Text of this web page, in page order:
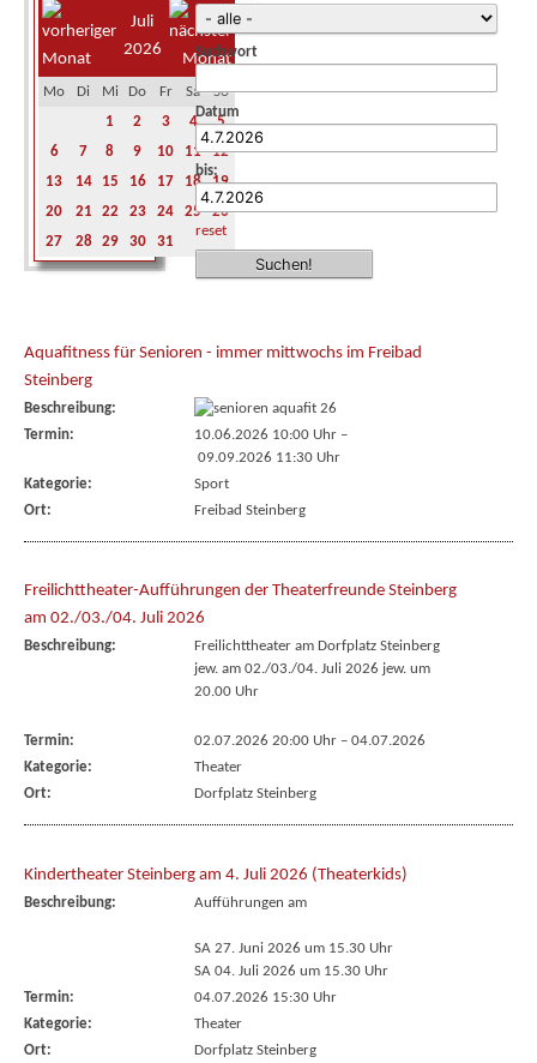
Juli
2026
Mo Di Mi Do Fr Sa
So
1
2 3 4
5
6
7 8 9 10 11
12
13
14 15 16 17 18
19
20
21 22 23 24 25
26
27
28 29 30 31
Suchwort
Datum
bis:
reset
Aquafitness für Senioren - immer mittwochs im Freibad
Steinberg
Beschreibung:
Termin:
10.06.2026 10:00 Uhr–
09.09.2026 11:30 Uhr
Kategorie:
Sport
Ort:
Freibad Steinberg
Freilichttheater-Aufführungen der Theaterfreunde Steinberg
am 02./03./04. Juli 2026
Beschreibung:
Freilichttheater am Dorfplatz Steinberg
jew. am 02./03./04. Juli 2026 jew. um
20.00 Uhr
Termin: 02.07.2026 20:00 Uhr– 04.07.2026
Kategorie:
Theater
Ort:
Dorfplatz Steinberg
Kindertheater Steinberg am 4. Juli 2026 (Theaterkids)
Beschreibung: Aufführungen am
SA 27. Juni 2026 um 15.30 Uhr
SA 04. Juli 2026 um 15.30 Uhr
Termin:
04.07.2026 15:30 Uhr
Kategorie:
Theater
Ort:
Dorfplatz Steinberg